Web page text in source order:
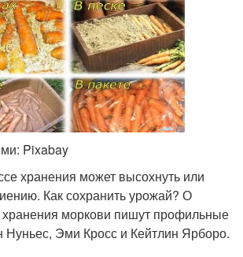
Pixabay
хранения может высохнуть или
Как сохранить урожай? О
моркови пишут профильные
Нуньес, Эми Кросс и Кейтлин Ярборо.